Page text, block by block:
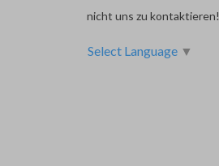
nicht uns zu kontaktieren!
Select Language ▼